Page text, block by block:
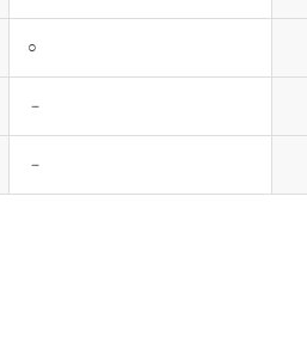
○
－
－